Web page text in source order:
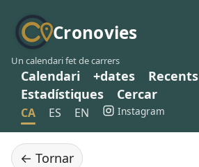
Cronovies
Un calendari fet de carrers
Calendari +dates Recents
Estadístiques
Cercar
CA ES EN Instagram
← Tornar